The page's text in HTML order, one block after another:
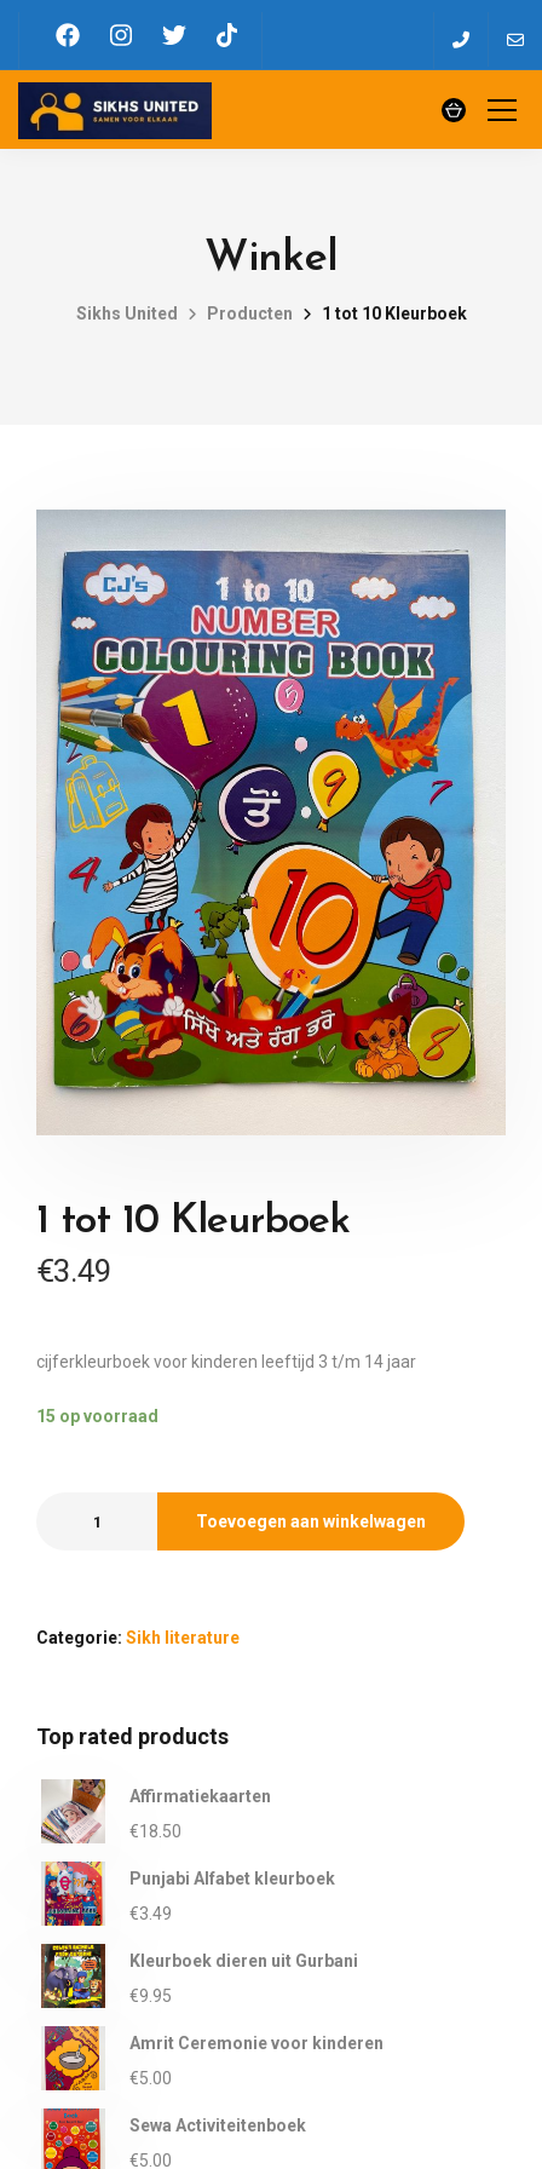
Winkel
Sikhs United Producten 1 tot 10 Kleurboek
1 tot 10 Kleurboek
€3.49
cijferkleurboek voor kinderen leeftijd 3 t/m 14 jaar
15 op voorraad
Toevoegen aan winkelwagen
Categorie: Sikh literature
Top rated products
Affirmatiekaarten
€18.50
Punjabi Alfabet kleurboek
€3.49
Kleurboek dieren uit Gurbani
€9.95
Amrit Ceremonie voor kinderen
€5.00
Sewa Activiteitenboek
€5.00